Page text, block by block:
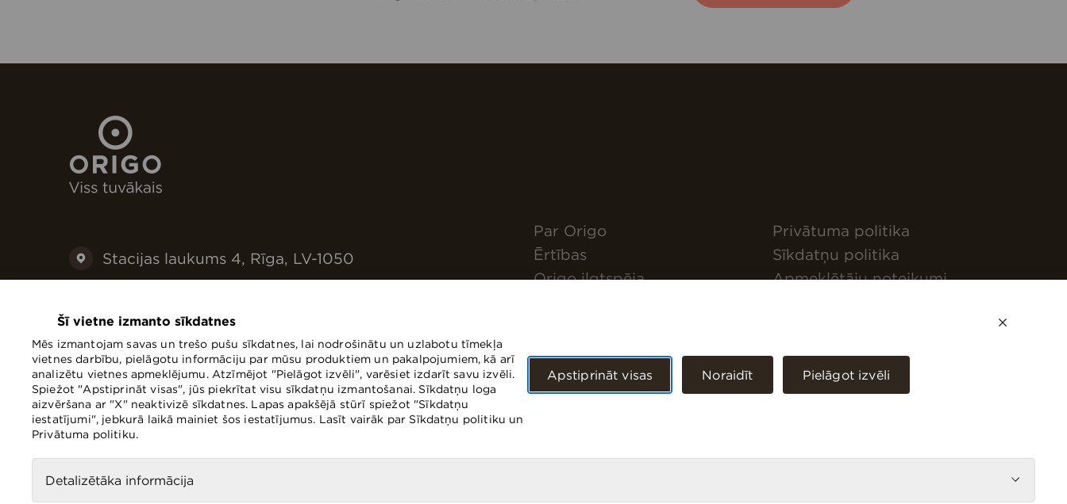
Šī vietne izmanto sīkdatnes
Mēs izmantojam savas un trešo pušu sīkdatnes, lai nodrošinātu un uzlabotu tīmekļa
vietnes darbību, pielāgotu informāciju par mūsu produktiem un pakalpojumiem, kā arī
analizētu vietnes apmeklējumu. Atzīmējot "Pielāgot izvēli", varēsiet izdarīt savu izvēli.
Spiežot "Apstiprināt visas", jūs piekrītat visu sīkdatņu izmantošanai. Sīkdatņu loga
aizvēršana ar "X" neaktivizē sīkdatnes. Lapas apakšējā stūrī spiežot "Sīkdatņu
iestatījumi", jebkurā laikā mainiet šos iestatījumus. Lasīt vairāk par Sīkdatņu politiku un
Privātuma politiku.
Apstiprināt visas Noraidīt Pielāgot izvēli
Detalizētāka informācija
Stacijas laukums 4, Rīga, LV-1050
infoorigo@linstow.lv
Par Origo
Ērtības
Origo ilgtspēja
Privātuma politika
Sīkdatņu politika
Apmeklētāju noteikumi
© T/c Origo 2026;